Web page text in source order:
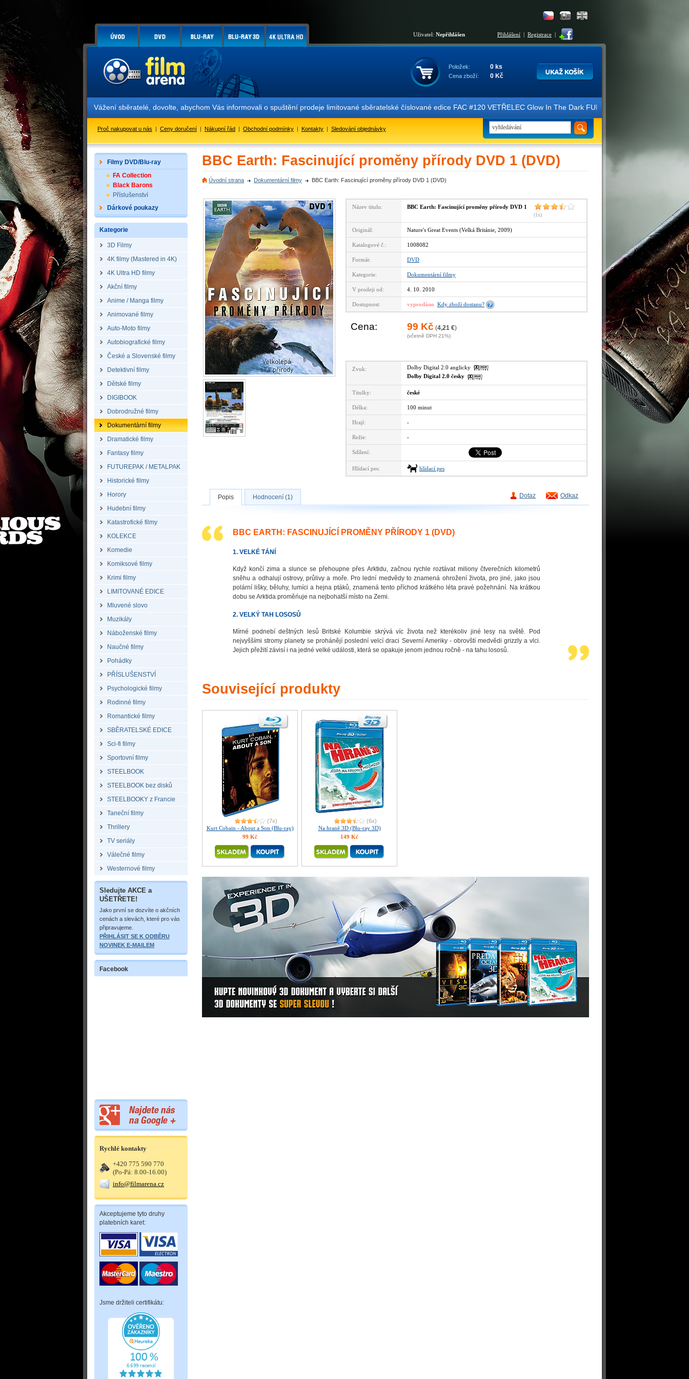
Uživatel: Nepřihlášen Přihlášení | Registrace |
Položek: 0 ks
Cena zboží: 0 Kč
Vážení sběratelé, dovolte, abychom Vás informovali o spuštění prodeje limitované sběratelské číslované edice FAC #120 VETŘELEC Glow In The Dark FULLSLIP XL EDITION #3
Proč nakupovat u nás | Ceny doručení | Nákupní řád | Obchodní podmínky | Kontakty | Sledování objednávky
Filmy DVD/Blu-ray
FA Collection
Black Barons
Příslušenství
Dárkové poukazy
Kategorie
3D Filmy
4K filmy (Mastered in 4K)
4K Ultra HD filmy
Akční filmy
Anime / Manga filmy
Animované filmy
Auto-Moto filmy
Autobiografické filmy
České a Slovenské filmy
Detektivní filmy
Dětské filmy
DIGIBOOK
Dobrodružné filmy
Dokumentární filmy
Dramatické filmy
Fantasy filmy
FUTUREPAK / METALPAK
Historické filmy
Horory
Hudební filmy
Katastrofické filmy
KOLEKCE
Komedie
Komiksové filmy
Krimi filmy
LIMITOVANÉ EDICE
Mluvené slovo
Muzikály
Náboženské filmy
Naučné filmy
Pohádky
PŘÍSLUŠENSTVÍ
Psychologické filmy
Rodinné filmy
Romantické filmy
SBĚRATELSKÉ EDICE
Sci-fi filmy
Sportovní filmy
STEELBOOK
STEELBOOK bez disků
STEELBOOKY z Francie
Taneční filmy
Thrillery
TV seriály
Válečné filmy
Westernové filmy
Sledujte AKCE a
UŠETŘETE!
Jako první se dozvíte o akčních
cenách a slevách, které pro vás
připravujeme.
PŘIHLÁSIT SE K ODBĚRU
NOVINEK E-MAILEM
Facebook
Rychlé kontakty
+420 775 590 770
(Po-Pá: 8.00-16.00)
info@filmarena.cz
Akceptujeme tyto druhy
platebních karet:
Jsme držiteli certifikátu:
BBC Earth: Fascinující proměny přírody DVD 1 (DVD)
Úvodní strana Dokumentární filmy BBC Earth: Fascinující proměny přírody DVD 1 (DVD)
Název titulu: BBC Earth: Fascinující proměny přírody DVD 1
(1x)
Originál: Nature's Great Events (Velká Británie, 2009)
Katalogové č.: 1008082
Formát: DVD
Kategorie: Dokumentární filmy
V prodeji od: 4. 10. 2010
Dostupnost: vyprodáno Kdy zboží dostanu?
Cena: 99 Kč (4,21 €)
(včetně DPH 21%)
Zvuk:
Dolby Digital 2.0 anglicky
Dolby Digital 2.0 česky
Titulky: české
Délka: 100 minut
Hrají: -
Režie: -
Sdílení:
Hlídací pes: hlídací pes
Dotaz Odkaz
Popis Hodnocení (1)
BBC EARTH: FASCINUJÍCÍ PROMĚNY PŘÍRODY 1 (DVD)
1. VELKÉ TÁNÍ
Když končí zima a slunce se přehoupne přes Arktidu, začnou rychle roztávat miliony čtverečních kilometrů
sněhu a odhalují ostrovy, průlivy a moře. Pro lední medvědy to znamená ohrožení života, pro jiné, jako jsou
polární lišky, běluhy, lumíci a hejna ptáků, znamená tento příchod krátkého léta pravé požehnání. Na krátkou
dobu se Arktida proměńuje na nejbohatší místo na Zemi.
2. VELKÝ TAH LOSOSŮ
Mírné podnebí deštných lesů Britské Kolumbie skrývá víc života než kterékoliv jiné lesy na světě. Pod
nejvyššími stromy planety se prohánějí poslední velcí draci Severní Ameriky - obrovští medvědi grizzly a vlci.
Jejich přežití závisí i na jedné velké události, která se opakuje jenom jednou ročně - na tahu lososů.
Související produkty
(7x)
Kurt Cobain - About a Son (Blu-ray)
99 Kč
(6x)
Na hraně 3D (Blu-ray 3D)
149 Kč